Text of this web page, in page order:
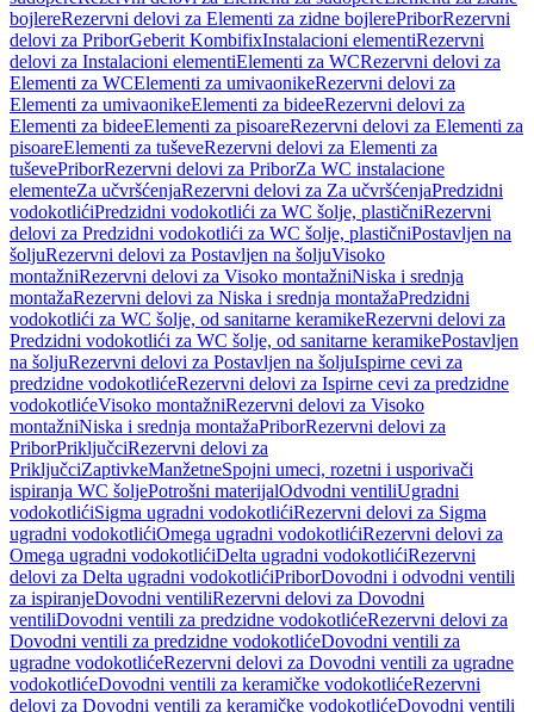
bojlereRezervni delovi za Elementi za zidne bojlerePriborRezervni
delovi za PriborGeberit KombifixInstalacioni elementiRezervni
delovi za Instalacioni elementiElementi za WCRezervni delovi za
Elementi za WCElementi za umivaonikeRezervni delovi za
Elementi za umivaonikeElementi za bideeRezervni delovi za
Elementi za bideeElementi za pisoareRezervni delovi za Elementi za
pisoareElementi za tuševeRezervni delovi za Elementi za
tuševePriborRezervni delovi za PriborZa WC instalacione
elementeZa učvršćenjaRezervni delovi za Za učvršćenjaPredzidni
vodokotlićiPredzidni vodokotlići za WC šolje, plastičniRezervni
delovi za Predzidni vodokotlići za WC šolje, plastičniPostavljen na
šoljuRezervni delovi za Postavljen na šoljuVisoko
montažniRezervni delovi za Visoko montažniNiska i srednja
montažaRezervni delovi za Niska i srednja montažaPredzidni
vodokotlići za WC šolje, od sanitarne keramikeRezervni delovi za
Predzidni vodokotlići za WC šolje, od sanitarne keramikePostavljen
na šoljuRezervni delovi za Postavljen na šoljuIspirne cevi za
predzidne vodokotlićeRezervni delovi za Ispirne cevi za predzidne
vodokotlićeVisoko montažniRezervni delovi za Visoko
montažniNiska i srednja montažaPriborRezervni delovi za
PriborPriključciRezervni delovi za
PriključciZaptivkeManžetneSpojni umeci, rozetni i usporivači
ispiranja WC šoljePotrošni materijalOdvodni ventiliUgradni
vodokotlićiSigma ugradni vodokotlićiRezervni delovi za Sigma
ugradni vodokotlićiOmega ugradni vodokotlićiRezervni delovi za
Omega ugradni vodokotlićiDelta ugradni vodokotlićiRezervni
delovi za Delta ugradni vodokotlićiPriborDovodni i odvodni ventili
za ispiranjeDovodni ventiliRezervni delovi za Dovodni
ventiliDovodni ventili za predzidne vodokotlićeRezervni delovi za
Dovodni ventili za predzidne vodokotlićeDovodni ventili za
ugradne vodokotlićeRezervni delovi za Dovodni ventili za ugradne
vodokotlićeDovodni ventili za keramičke vodokotlićeRezervni
delovi za Dovodni ventili za keramičke vodokotlićeDovodni ventili